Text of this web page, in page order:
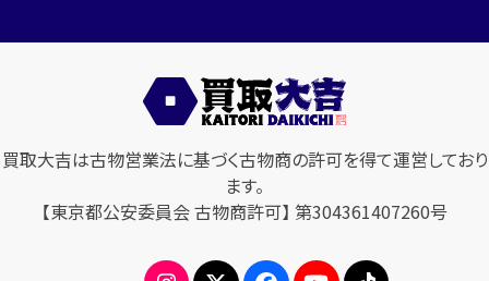
買取大吉は古物営業法に基づく古物商の許可を得て運営しており
ます。
【東京都公安委員会 古物商許可】 第304361407260号